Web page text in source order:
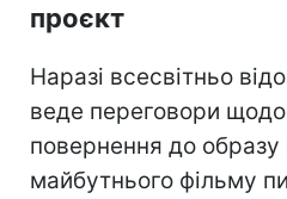
проєкт
Наразі всесвітньо
веде переговори щодо
повернення до образу
майбутнього фільму